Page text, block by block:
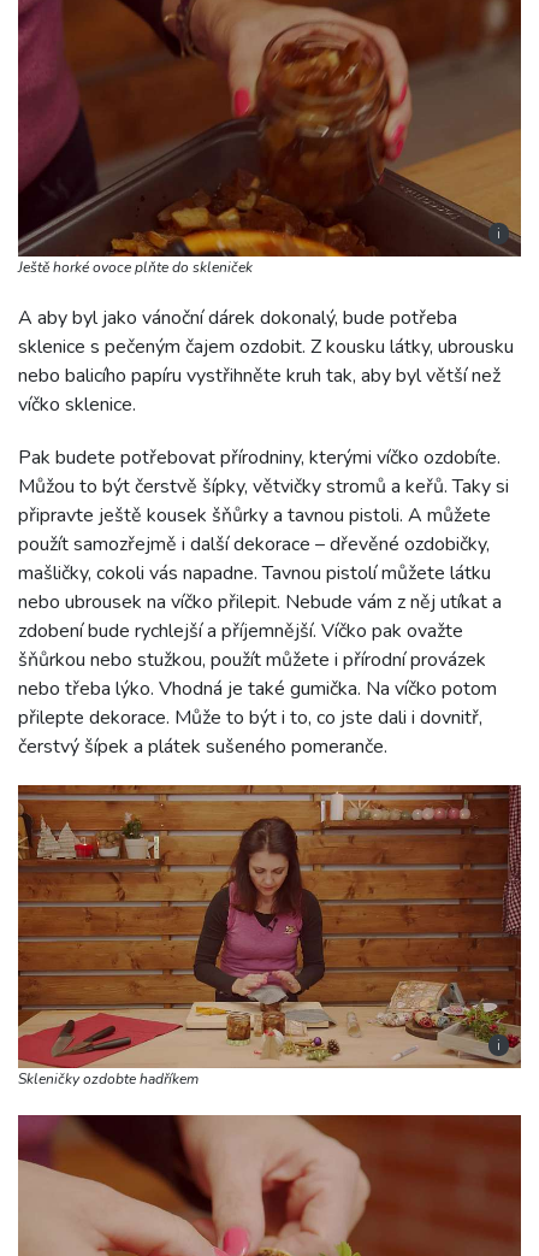
i
Ještě horké ovoce plňte do skleniček
A aby byl jako vánoční dárek dokonalý, bude potřeba
sklenice s pečeným čajem ozdobit. Z kousku látky, ubrousku
nebo balicího papíru vystřihněte kruh tak, aby byl větší než
víčko sklenice.
Pak budete potřebovat přírodniny, kterými víčko ozdobíte.
Můžou to být čerstvě šípky, větvičky stromů a keřů. Taky si
připravte ještě kousek šňůrky a tavnou pistoli. A můžete
použít samozřejmě i další dekorace – dřevěné ozdobičky,
mašličky, cokoli vás napadne. Tavnou pistolí můžete látku
nebo ubrousek na víčko přilepit. Nebude vám z něj utíkat a
zdobení bude rychlejší a příjemnější. Víčko pak ovažte
šňůrkou nebo stužkou, použít můžete i přírodní provázek
nebo třeba lýko. Vhodná je také gumička. Na víčko potom
přilepte dekorace. Může to být i to, co jste dali i dovnitř,
čerstvý šípek a plátek sušeného pomeranče.
i
Skleničky ozdobte hadříkem